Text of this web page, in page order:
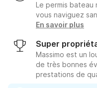
Le permis bateau
vous naviguez
En savoir plus
Super
Massimo est un
de très bonnes
prestations de